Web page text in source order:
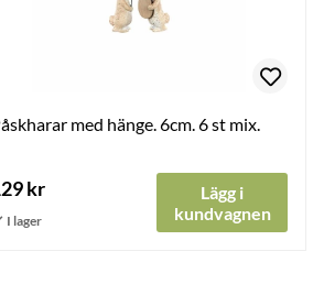
med hänge. 6cm. 6 st mix.
kr
Lägg i
kundvagnen